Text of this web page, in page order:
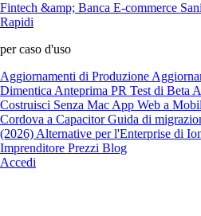
Fintech &amp; Banca E-commerce
Rapidi
per caso d'uso
Aggiornamenti di Produzione
Dimentica Anteprima PR Test di Beta
Costruisci Senza Mac App Web a
Cordova a CapacitorGuida di
(2026) Alternative per l'Enterprise di
Imprenditore Prezzi Blog
Accedi